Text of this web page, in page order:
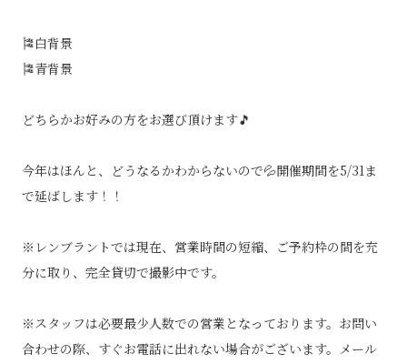
🎏白背景
🎏青背景
どちらかお好みの方をお選び頂けます🎵
今年はほんと、どうなるかわからないので💦開催期間を5/31ま
で延ばします！！
※レンブラントでは現在、営業時間の短縮、ご予約枠の間を充
分に取り、完全貸切で撮影中です。
※スタッフは必要最少人数での営業となっております。お問い
合わせの際、すぐお電話に出れない場合がございます。メール